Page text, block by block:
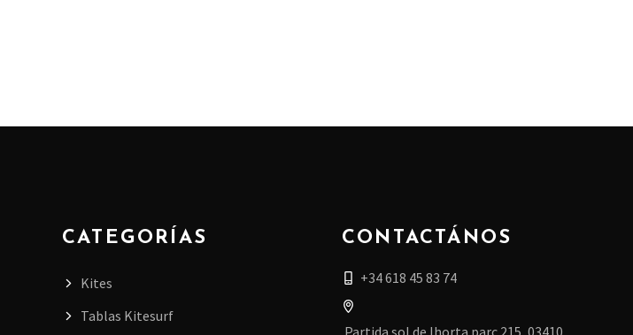
CATEGORÍAS
Kites
Tablas Kitesurf
CONTACTÁNOS
+34 618 45 83 74
Partida sol de lhorta parc.215, 03410